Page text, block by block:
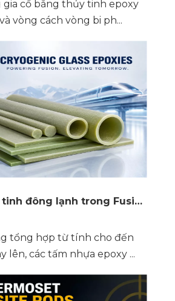
gia cố bằng thủy tinh epoxy
và vòng cách vòng bi ph...
Epoxies thủy tinh đông lạnh trong Fusion, Maglev và hơn thế nữa
tổng hợp từ tính cho đến
lên, các tấm nhựa epoxy ...